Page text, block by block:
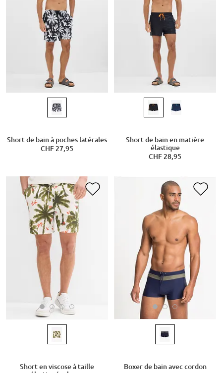
Short de bain à poches latérales
CHF 27,95
Short de bain en matière
élastique
CHF 28,95
Short en viscose à taille
Boxer de bain avec cordon